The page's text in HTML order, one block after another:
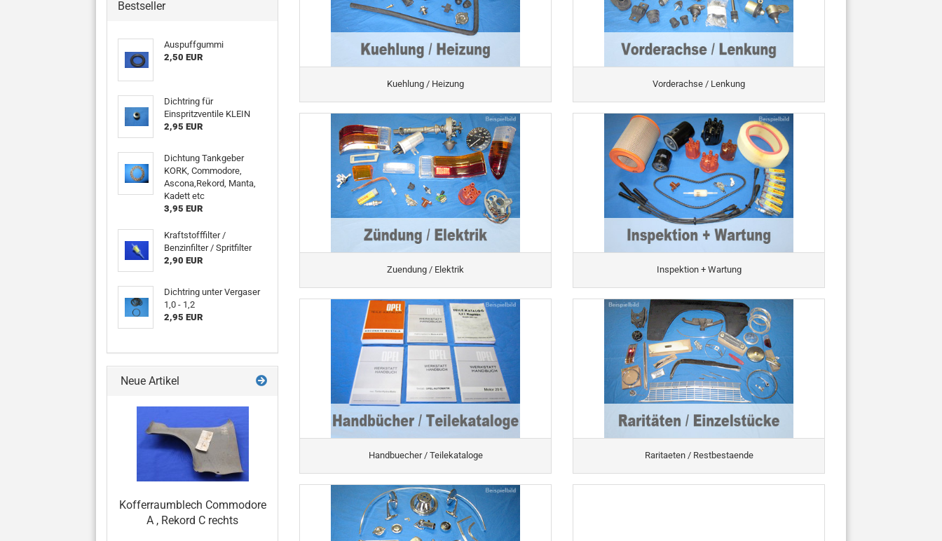
Kuehlung / Heizung Vorderachse / Lenkung
Zuendung / Elektrik Inspektion + Wartung
Handbuecher / Teilekataloge Raritaeten / Restbestaende
Bestseller
Auspuffgummi
2,50 EUR
Dichtring für
Einspritzventile KLEIN
2,95 EUR
Dichtung Tankgeber
KORK, Commodore,
Ascona,Rekord, Manta,
Kadett etc
3,95 EUR
Kraftstofffilter /
Benzinfilter / Spritfilter
2,90 EUR
Dichtring unter Vergaser
1,0 - 1,2
2,95 EUR
Neue Artikel
Kofferraumblech Commodore
A , Rekord C rechts